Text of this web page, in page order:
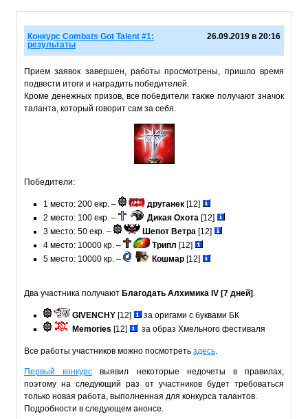
Конкурс Combats Got Talent #1:
результаты
26.09.2019 в 20:16
Прием заявок завершен, работы просмотрены, пришло время
подвести итоги и наградить победителей.
Кроме денежных призов, все победители также получают значок
таланта, который говорит сам за себя.
Победители:
1 место: 200 екр. – друганек [12]
2 место: 100 екр. –
Дикая Охота [12]
3 место: 50 екр. –
Шепот Ветра [12]
4 место: 10000 кр. –
Трипл [12]
5 место: 10000 кр. –
Кошмар [12]
Два участника получают Благодать Алхимика IV [7 дней] .
GIVENCHY [12]
за оригами с буквами БК
Memories [12] за образ Хмельного фестиваля
Все работы участников можно посмотреть здесь.
Первый конкурс выявил некоторые недочеты в правилах,
поэтому на следующий раз от участников будет требоваться
только новая работа, выполненная для конкурса талантов.
Подробности в следующем анонсе.